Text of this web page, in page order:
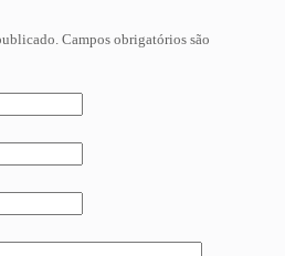
Campos obrigatórios são